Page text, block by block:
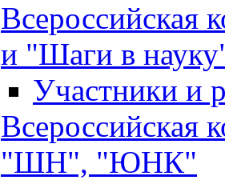
и "Шаги в
Участники и
"ШН", "ЮНК"